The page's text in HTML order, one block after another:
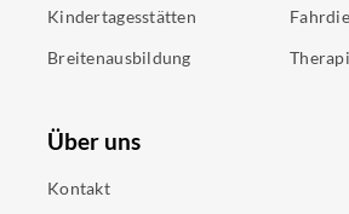
Kindertagesstätten
Breitenausbildung
Über uns
Kontakt